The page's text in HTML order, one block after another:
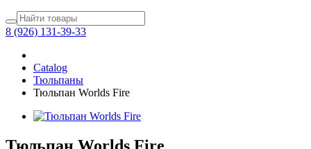
8 (926) 131-39-33
Catalog
Тюльпаны
Тюльпан Worlds Fire